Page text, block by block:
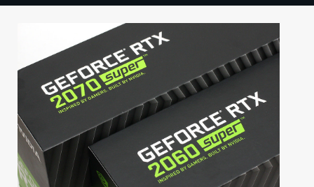
TECHBBS
HINTA.FI
KAUPPA
VAIHDA TEEMA